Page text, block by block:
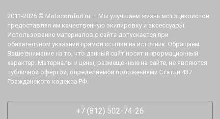
2011-2026 © Motocomfort.ru — Мы улучшаем жизнь мотоциклистов
предоставляя им качественную экипировку и аксессуары.
Использование материалов с сайта допускается при
обязательном указании прямой ссылки на источник. Обращаем
Ваше внимание на то, что данный сайт носит информационный
характер. Материалы и цены, размещенные на сайте, не являются
публичной офертой, определяемой положениями Статьи 437
Гражданского кодекса РФ.
+7 (812) 502-74-26